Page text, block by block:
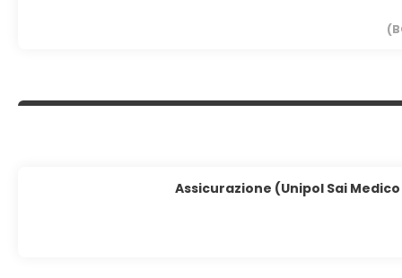
Assicurazione (Unipol Sai